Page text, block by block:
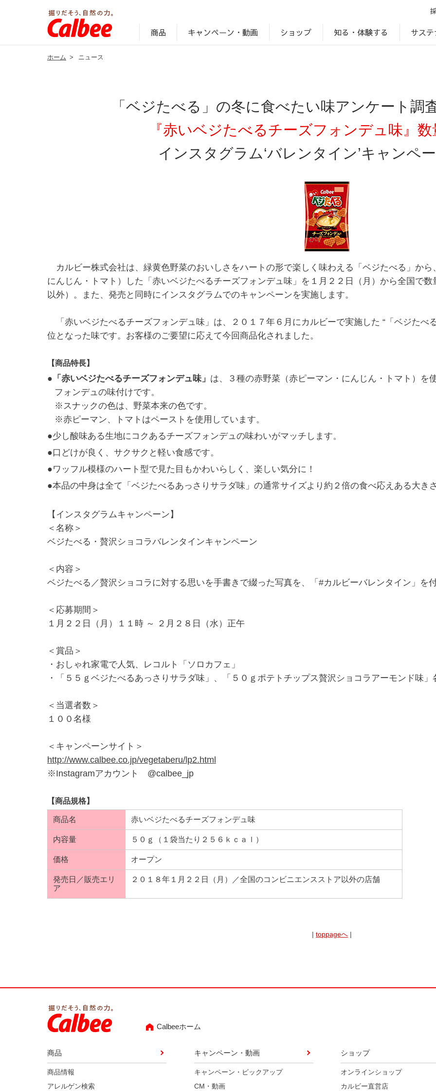
商品 キャンペーン・動画 ショップ 知る・体験する サス
ホーム > ニュース
「ベジたべる」の冬に食べたい味アンケート調
『赤いベジたべるチーズフォンデュ味』
インスタグラム‘バレンタイン’キャンペ
カルビー株式会社は、緑黄色野菜のおいしさをハートの形で楽しく味わえる「ベジたべる」か
にんじん・トマト）した「赤いベジたべるチーズフォンデュ味」を１月２２日（月）から全国で
以外）。また、発売と同時にインスタグラムでのキャンペーンを実施します。
「赤いベジたべるチーズフォンデュ味」は、２０１７年６月にカルビーで実施した “「ベジたべ
位となった味です。お客様のご要望に応えて今回商品化されました。
【商品特長】
● 「赤いベジたべるチーズフォンデュ味」 は、３種の赤野菜（赤ピーマン・にんじん・トマト）を
フォンデュの味付けです。
※スナックの色は、野菜本来の色です。
※赤ピーマン、トマトはペーストを使用しています。
●少し酸味ある生地にコクあるチーズフォンデュの味わいがマッチします。
●口どけが良く、サクサクと軽い食感です。
●ワッフル模様のハート型で見た目もかわいらしく、楽しい気分に！
●本品の中身は全て「ベジたべるあっさりサラダ味」の通常サイズより約２倍の食べ応えある大き
【インスタグラムキャンペーン】
＜名称＞
ベジたべる・贅沢ショコラバレンタインキャンペーン
＜内容＞
ベジたべる／贅沢ショコラに対する思いを手書きで綴った写真を、「#カルビーバレンタイン」を
＜応募期間＞
１月２２日（月）１１時 ～ ２月２８日（水）正午
＜賞品＞
・おしゃれ家電で人気、レコルト「ソロカフェ」
・「５５ｇベジたべるあっさりサラダ味」、「５０ｇポテトチップス贅沢ショコラアーモンド味」
＜当選者数＞
１００名様
＜キャンペーンサイト＞
http://www.calbee.co.jp/vegetaberu/lp2.html
※Instagramアカウント @calbee_jp
【商品規格】
商品名 赤いベジたべるチーズフォンデュ味
内容量 ５０ｇ（１袋当たり２５６ｋｃａｌ）
価格 オープン
発売日／販売エリ
ア
２０１８年１月２２日（月）／全国のコンビニエンスストア以外の店舗
| toppageへ |
Calbeeホーム
商品
商品情報
アレルゲン検索
キャンペーン・動画
キャンペーン・ピックアップ
CM・動画
ショップ
オンラインショップ
カルビー直営店